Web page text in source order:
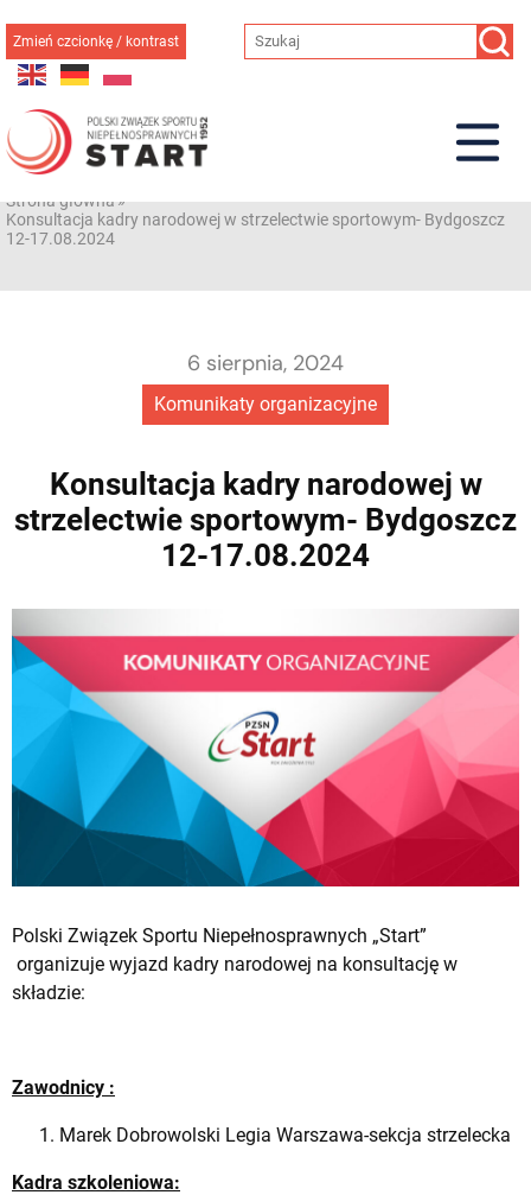
do
treści
Zmień czcionkę / kontrast
Strona główna»
Konsultacja kadry narodowej w strzelectwie sportowym- Bydgoszcz
12-17.08.2024
Komunikaty organizacyjne
6 sierpnia, 2024
Konsultacja kadry narodowej w
strzelectwie sportowym- Bydgoszcz
12-17.08.2024
Polski Związek Sportu Niepełnosprawnych „Start”
organizuje wyjazd kadry narodowej na konsultację w
składzie:
Zawodnicy :
Marek Dobrowolski Legia Warszawa-sekcja strzelecka
Kadra szkoleniowa: